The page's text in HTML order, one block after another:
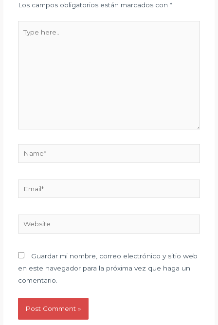
Los campos obligatorios están marcados con *
here..
Name*
Website
Guardar mi nombre, correo electrónico y sitio web
en este navegador para la próxima vez que haga un
comentario.